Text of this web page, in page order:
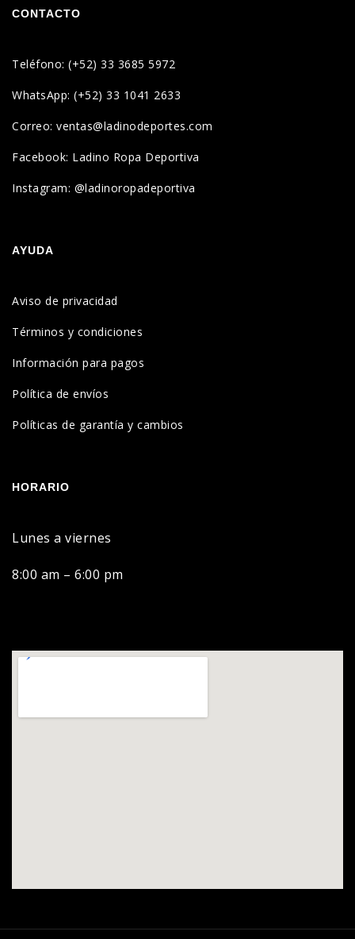
CONTACTO
Teléfono: (+52) 33 3685 5972
WhatsApp: (+52) 33 1041 2633
Correo: ventas@ladinodeportes.com
Facebook: Ladino Ropa Deportiva
Instagram: @ladinoropadeportiva
AYUDA
Aviso de privacidad
Términos y condiciones
Información para pagos
Política de envíos
Políticas de garantía y cambios
HORARIO
Lunes a viernes
8:00 am – 6:00 pm